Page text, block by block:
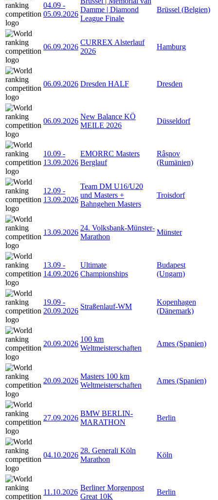
04.09 -
05.09.2026
Damme | Diamond
League Finale
Brüssel (Belgien)
06.09.2026
CURREX Alsterlauf
2026
Hamburg
06.09.2026 Dresden HALF Dresden
06.09.2026
New Balance KÖ
MEILE 2026
Düsseldorf
10.09 -
13.09.2026
EMORRC Masters
Berglauf
Râșnov
(Rumänien)
12.09 -
13.09.2026
Team DM U16/U20
und Masters +
Bahngehen Masters
Troisdorf
13.09.2026
24. Volksbank-Münster-
Marathon
Münster
13.09 -
14.09.2026
Ultimate
Championships
Budapest
(Ungarn)
19.09 -
20.09.2026
Straßenlauf-WM
Kopenhagen
(Dänemark)
20.09.2026
100 km
Weltmeisterschaften
Ames (Spanien)
20.09.2026
Masters 100 km
Weltmeisterschaften
Ames (Spanien)
27.09.2026
BMW BERLIN-
MARATHON
Berlin
04.10.2026
28. Generali Köln
Marathon
Köln
11.10.2026
Berliner Morgenpost
Great 10K
Berlin